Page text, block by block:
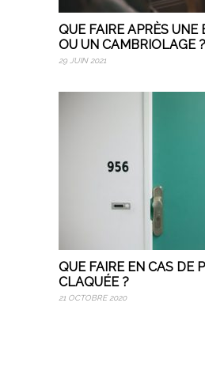
QUE FAIRE APRÈS UNE
OU UN CAMBRIOLAGE ?
29 JUIN 2021
QUE FAIRE EN CAS DE
CLAQUÉE ?
21 OCTOBRE 2020